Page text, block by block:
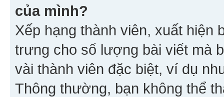
của mình?
Xếp hạng thành viên, xuất
trưng cho số lượng bài viết mà
vài thành viên đặc biệt, ví dụ
Thông thường, bạn không thể